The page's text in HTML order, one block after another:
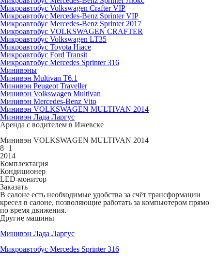
Микроавтобус Volkswagen Crafter VIP
Микроавтобус Mercedes-Benz Sprinter VIP
Микроавтобус Mercedes-Benz Sprinter 2017
Микроавтобус VOLKSWAGEN CRAFTER
Микроавтобус Volkswagen LT35
Микроавтобус Toyota Hiace
Микроавтобус Ford Transit
Микроавтобус Mercedes Sprinter 316
Минивэны
Минивэн Multivan Т6.1
Минивэн Peugeot Traveller
Минивэн Volkswagen Multivan
Минивэн Mercedes-Benz Vito
Минивэн VOLKSWAGEN MULTIVAN 2014
Минивэн Лада Ларгус
Аренда с водителем в Ижевске
Минивэн VOLKSWAGEN MULTIVAN 2014
8+1
2014
Комплектация
Кондиционер
LED-монитор
Заказать
В салоне есть необходимые удобства за счёт трансформации
кресел в салоне, позволяющие работать за компьютером прямо
по время движения.
Другие машины
Минивэн Лада Ларгус
Микроавтобус Mercedes Sprinter 316